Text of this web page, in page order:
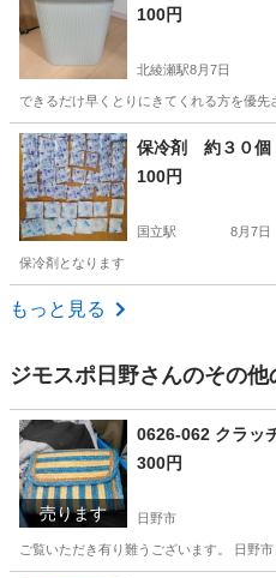
100円
北綾瀬駅8月7日
できるだけ早くとりにきてくれる方を優
東京 足立区 北綾瀬駅 掃除用
保冷剤 約３０個
100円
国立駅 8月7日
保冷剤となります
東京 国分寺市
もっと見る
ジモスポ日野さんのその他
売ります
0626-062 クラ
300円
日野市
ご覧いただき有り難うございます。 日野